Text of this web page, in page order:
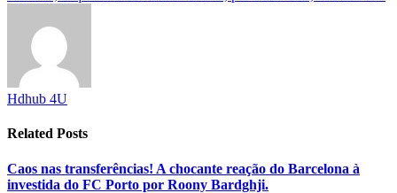
Hdhub 4U
Related Posts
Caos nas transferências! A chocante reação do Barcelona à
investida do FC Porto por Roony Bardghji.